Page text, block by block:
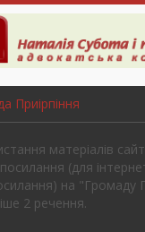
Приірпіння
матеріалів
(для
на "Громаду
2 речення.